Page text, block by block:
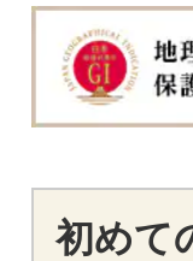
初めて